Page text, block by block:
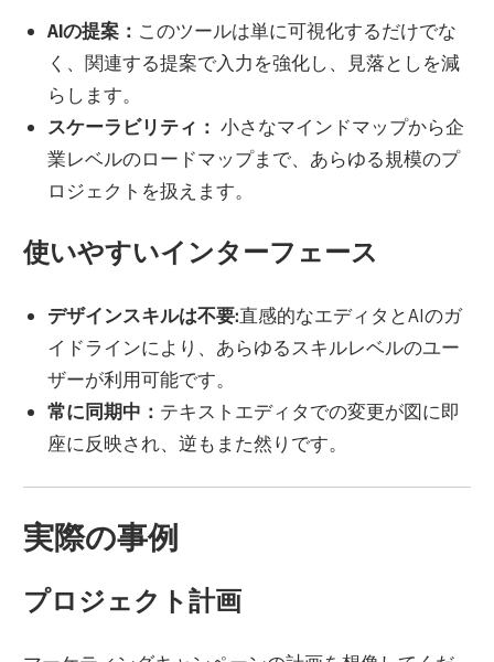
AIの提案： このツールは単に可視化するだけでな
く、関連する提案で入力を強化し、見落としを減
らします。
スケーラビリティ： 小さなマインドマップから企
業レベルのロードマップまで、あらゆる規模のプ
ロジェクトを扱えます。
使いやすいインターフェース
デザインスキルは不要:直感的なエディタとAIのガ
イドラインにより、あらゆるスキルレベルのユー
ザーが利用可能です。
常に同期中： テキストエディタでの変更が図に即
座に反映され、逆もまた然りです。
実際の事例
プロジェクト計画